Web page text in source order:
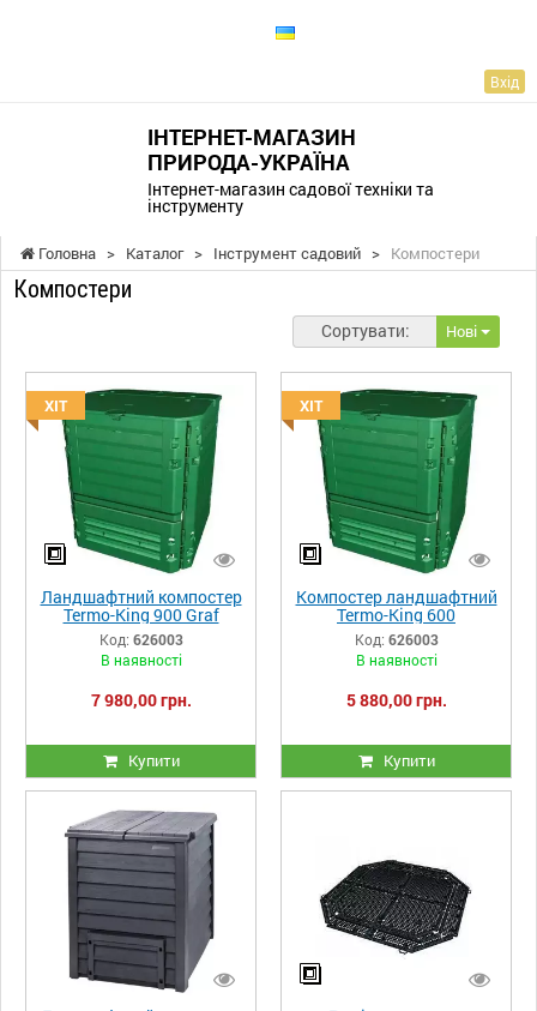
Вхід
ІНТЕРНЕТ-МАГАЗИН
ПРИРОДА-УКРАЇНА
Інтернет-магазин садової техніки та
інструменту
Головна > Каталог > Інструмент садовий > Компостери
Компостери
Сортувати: Нові
ХІТ
Ландшафтний компостер
Termo-King 900 Graf
Код: 626003
В наявності
7 980,00 грн.
Купити
ХІТ
Компостер ландшафтний
Termo-King 600
Код: 626003
В наявності
5 880,00 грн.
Купити